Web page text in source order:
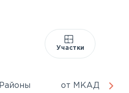
Участки
Районы от МКАД